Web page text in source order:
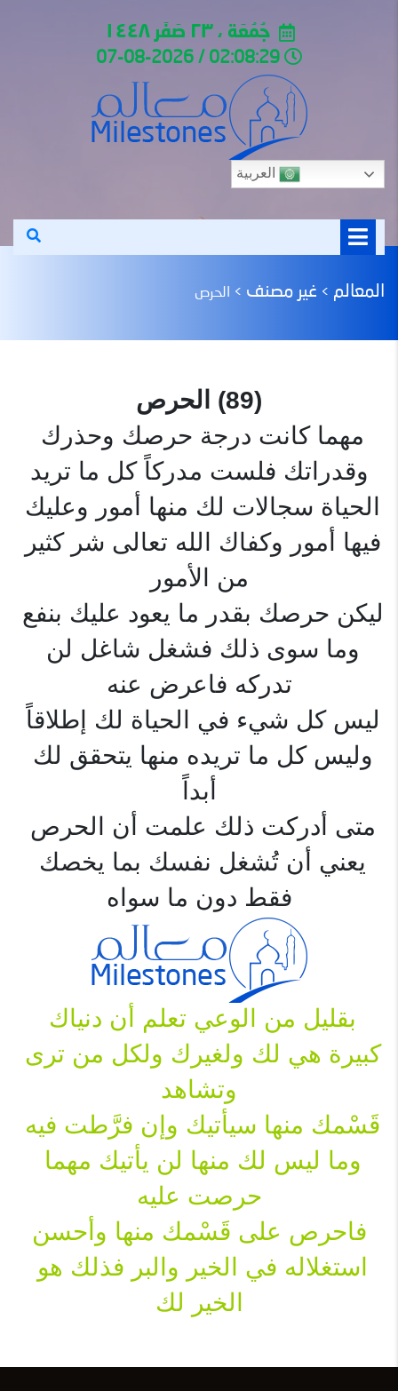
جُمُعَة ، ٢٣ صَفَر ١٤٤٨
العربية
المعالم > غير مصنف > الحرص
(89) الحرص
مهما كانت درجة حرصك وحذرك
وقدراتك فلست مدركاً كل ما تريد
الحياة سجالات لك منها أمور وعليك
فيها أمور وكفاك الله تعالى شر كثير
من الأمور
ليكن حرصك بقدر ما يعود عليك بنفع
وما سوى ذلك فشغل شاغل لن
تدركه فاعرض عنه
ليس كل شيء في الحياة لك إطلاقاً
وليس كل ما تريده منها يتحقق لك
أبداً
متى أدركت ذلك علمت أن الحرص
يعني أن تُشغل نفسك بما يخصك
فقط دون ما سواه
بقليل من الوعي تعلم أن دنياك
كبيرة هي لك ولغيرك ولكل من ترى
وتشاهد
قَسْمك منها سيأتيك وإن فرَّطت فيه
وما ليس لك منها لن يأتيك مهما
حرصت عليه
فاحرص على قَسْمك منها وأحسن
استغلاله في الخير والبر فذلك هو
الخير لك